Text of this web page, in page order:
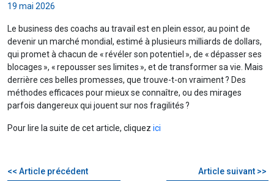
19 mai 2026
Le business des coachs au travail est en plein essor, au point de
devenir un marché mondial, estimé à plusieurs milliards de dollars,
qui promet à chacun de « révéler son potentiel », de « dépasser ses
blocages », « repousser ses limites », et de transformer sa vie. Mais
derrière ces belles promesses, que trouve-t-on vraiment ? Des
méthodes efficaces pour mieux se connaître, ou des mirages
parfois dangereux qui jouent sur nos fragilités ?
Pour lire la suite de cet article, cliquez ici
<< Article précédent
Article suivant >>